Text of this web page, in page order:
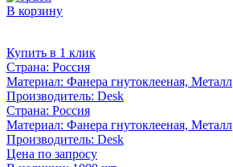
В корзину
Купить в 1 клик
Страна: Россия
Материал: Фанера гнутоклееная, Металл
Производитель: Desk
Страна: Россия
Материал: Фанера гнутоклееная, Металл
Производитель: Desk
Цена по запросу